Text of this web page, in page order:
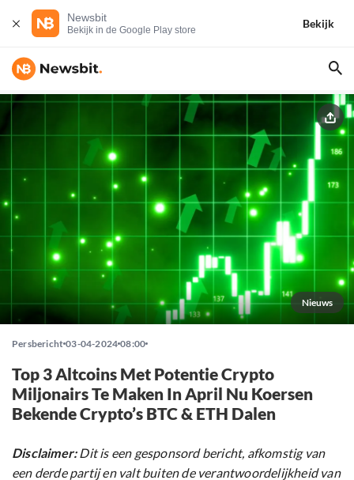
Newsbit
Bekijk in de Google Play store
Bekijk
Nieuws
Persbericht 03-04-2024 08:00
Top 3 Altcoins Met Potentie Crypto
Miljonairs Te Maken In April Nu Koersen
Bekende Crypto’s BTC & ETH Dalen
Disclaimer:Dit is een gesponsord bericht, afkomstig van
een derde partij en valt buiten de verantwoordelijkheid van